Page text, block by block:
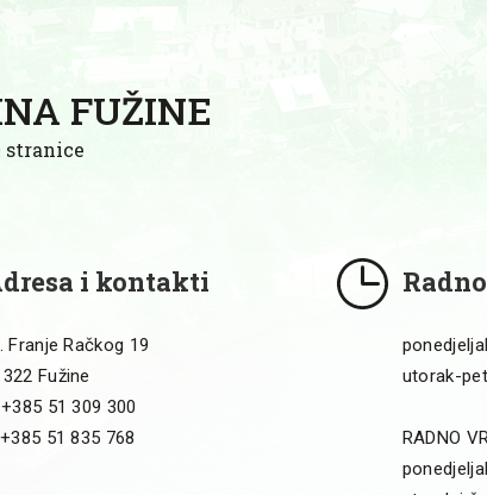
FUŽINE
stranice
i kontakti
Franje Račkog 19
Fužine
+385 51 309 300
51 835 768
utorak-
RADNO